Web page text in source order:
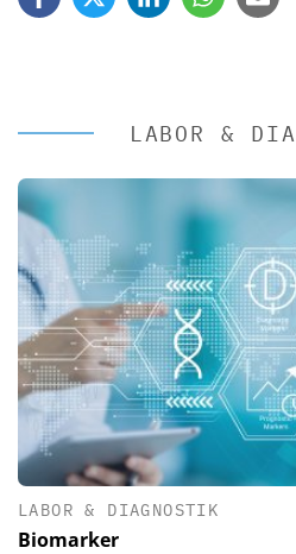
LABOR &
LABOR & DIAGNOSTIK
Biomarker